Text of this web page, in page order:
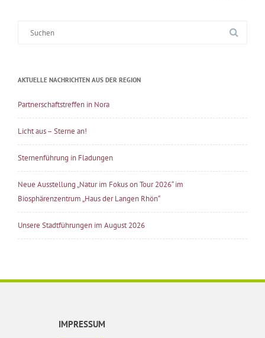
AKTUELLE NACHRICHTEN AUS DER REGION
Partnerschaftstreffen in Nora
Licht aus – Sterne an!
Sternenführung in Fladungen
Neue Ausstellung „Natur im Fokus on Tour 2026“ im
Biosphärenzentrum „Haus der Langen Rhön“
Unsere Stadtführungen im August 2026
IMPRESSUM